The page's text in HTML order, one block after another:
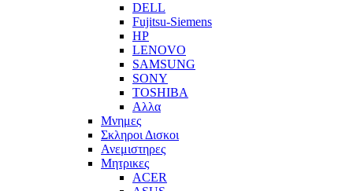
DELL
Fujitsu-Siemens
HP
LENOVO
SAMSUNG
SONY
TOSHIBA
Αλλα
Μνημες
Σκληροι Δισκοι
Ανεμιστηρες
Μητρικες
ACER